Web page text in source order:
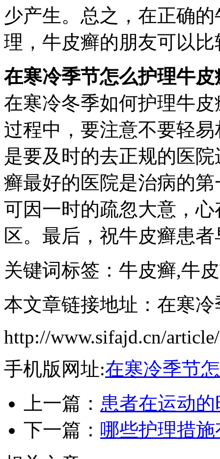
少产生。总之，在正确
理，牛皮癣的朋友可以
在寒冷季节怎么护理牛皮
在寒冷冬季如何护理牛
过程中，要注意不要轻
是要及时的去正规的医
癣最好的医院是治病的
可因一时的疏忽大意，
区。最后，祝牛皮癣患
关键词标签：牛皮癣,牛
本文章链接地址：在寒
http://www.sifajd.cn/
手机版网址:在寒冷季节
上一篇： 患者在运动
下一篇： 哪些护理措